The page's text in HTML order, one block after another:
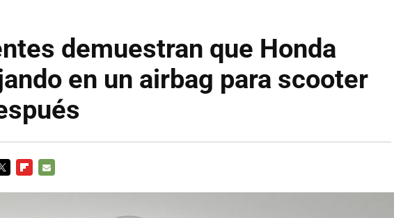
demuestran que Honda
en un airbag para scooter